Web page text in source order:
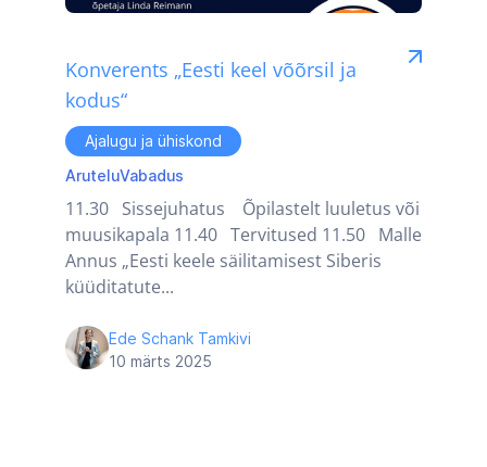
Konverents „Eesti keel võõrsil ja
kodus“
Ajalugu ja ühiskond
AruteluVabadus
11.30 Sissejuhatus Õpilastelt luuletus või
muusikapala 11.40 Tervitused 11.50 Malle
Annus „Eesti keele säilitamisest Siberis
küüditatute...
Ede Schank Tamkivi
10 märts 2025